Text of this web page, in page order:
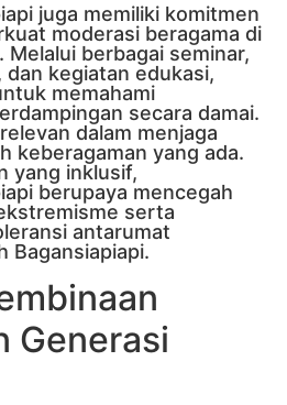
juga memiliki komitmen
moderasi beragama di
berbagai seminar,
dan kegiatan edukasi,
memahami
secara damai.
dalam menjaga
keberagaman yang ada.
yang inklusif,
berupaya mencegah
serta
antarumat
Bagansiapiapi.
Generasi